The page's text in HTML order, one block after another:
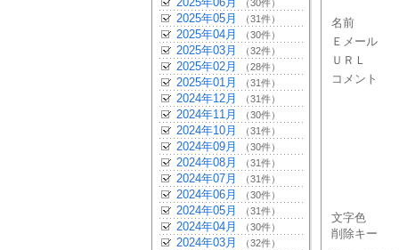
（30件）
2025年05月 （31件）
2025年04月 （30件）
2025年03月 （32件）
2025年02月 （28件）
2025年01月 （31件）
2024年12月 （31件）
2024年11月 （30件）
2024年10月 （31件）
2024年09月 （30件）
2024年08月 （31件）
2024年07月 （31件）
2024年06月 （30件）
2024年05月 （31件）
2024年04月 （30件）
2024年03月 （32件）
名前
Ｅメール
ＵＲＬ
コメント
文字色
削除キー